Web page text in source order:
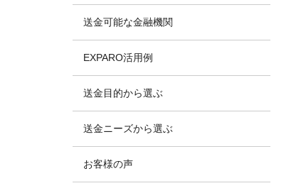
送金可能な金融機関
EXPARO活用例
送金目的から選ぶ
送金ニーズから選ぶ
お客様の声